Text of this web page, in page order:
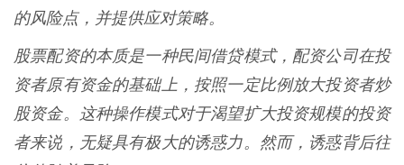
的风险点，并提供应对策略。
股票配资的本质是一种民间借贷模式，配资公司在投
资者原有资金的基础上，按照一定比例放大投资者炒
股资金。这种操作模式对于渴望扩大投资规模的投资
者来说，无疑具有极大的诱惑力。然而，诱惑背后往